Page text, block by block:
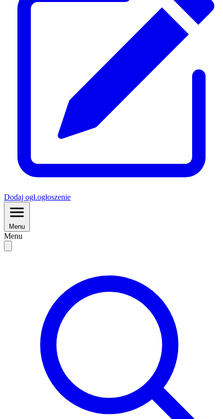
Dodaj ogł.ogłoszenie
Menu
Menu